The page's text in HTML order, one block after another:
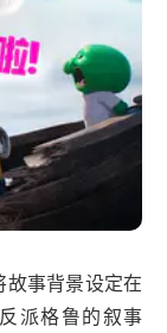
事背景设定在
派格鲁的叙事